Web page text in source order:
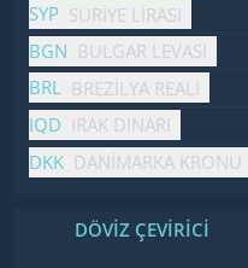
SYP SURIYE LIRASI
BGN BULGAR LEVASI
BRL BREZILYA REALI
IQD IRAK DINARI
DKK DANIMARKA KRONU
DÖVİZ ÇEVİRİCİ